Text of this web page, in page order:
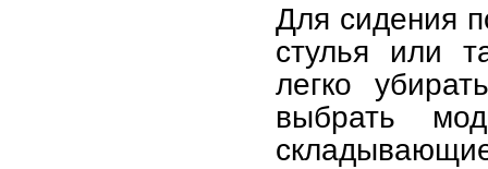
Для сидения
стулья или
легко
выбрать